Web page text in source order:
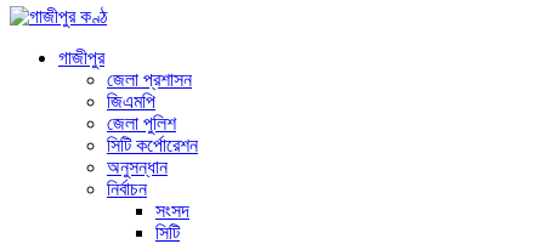
গাজীপুর
জেলা প্রশাসন
জিএমপি
জেলা পুলিশ
সিটি কর্পোরেশন
অনুসন্ধান
নির্বাচন
সংসদ
সিটি